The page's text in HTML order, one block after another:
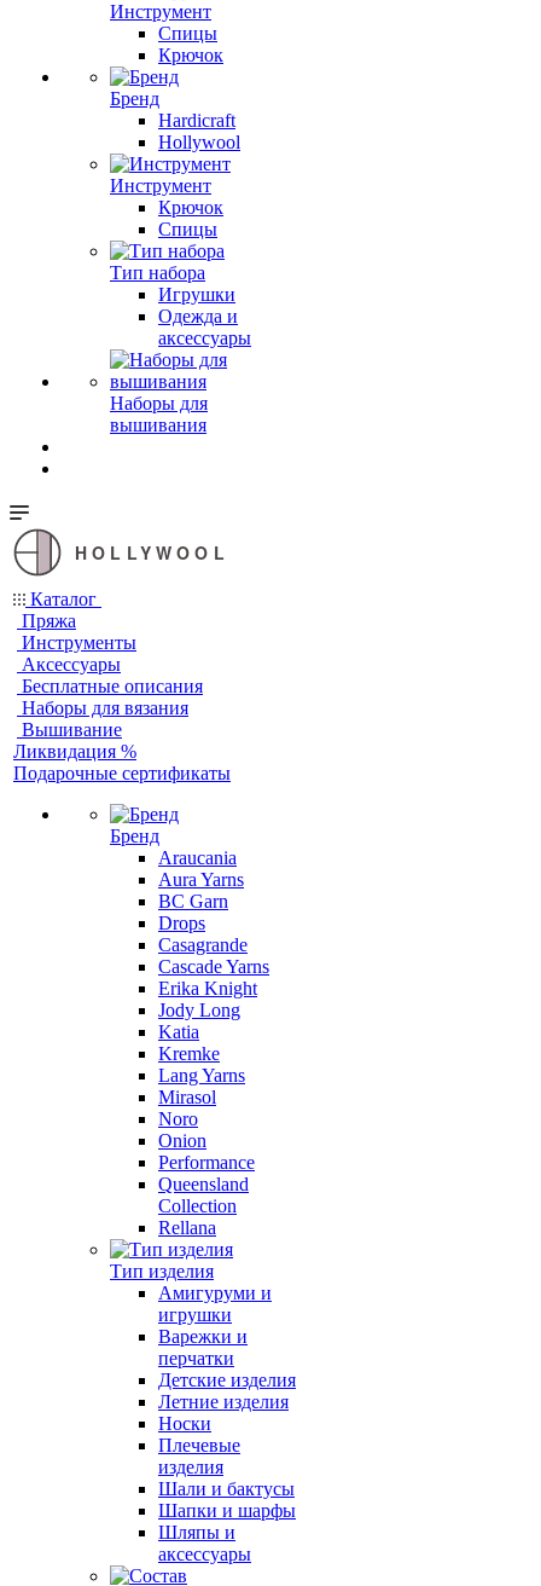
Инструмент
Спицы
Крючок
Бренд
Hardicraft
Hollywool
Инструмент
Крючок
Спицы
Тип набора
Игрушки
Одежда и
аксессуары
Наборы для
вышивания
HOLLYWOOL
Каталог
Пряжа
Инструменты
Аксессуары
Бесплатные описания
Наборы для вязания
Вышивание
Ликвидация %
Подарочные сертификаты
Бренд
Araucania
Aura Yarns
BC Garn
Drops
Casagrande
Cascade Yarns
Erika Knight
Jody Long
Katia
Kremke
Lang Yarns
Mirasol
Noro
Onion
Performance
Queensland
Collection
Rellana
Тип изделия
Амигуруми и
игрушки
Варежки и
перчатки
Детские изделия
Летние изделия
Носки
Плечевые
изделия
Шали и бактусы
Шапки и шарфы
Шляпы и
аксессуары